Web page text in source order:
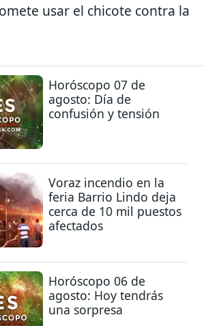
usar el chicote contra la
Horóscopo 07 de
agosto: Día de
confusión y tensión
Voraz incendio en la
feria Barrio Lindo deja
cerca de 10 mil puestos
afectados
Horóscopo 06 de
agosto: Hoy tendrás
una sorpresa